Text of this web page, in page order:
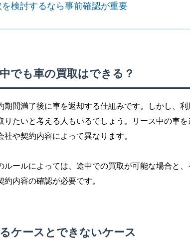
検討するなら事前確認が重要
でも車の買取はできる？
期間満了後に車を返却する仕組みです。しかし、
りたいと考える人もいるでしょう。リース中の車
や契約内容によって異なります。
ルールによっては、途中での買取が可能な場合と
内容の確認が必要です。
ケースとできないケース